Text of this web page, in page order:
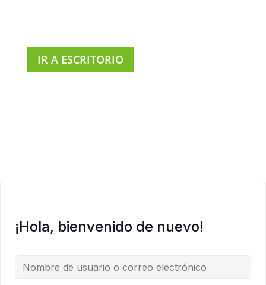
IR A ESCRITORIO
¡Hola, bienvenido de nuevo!